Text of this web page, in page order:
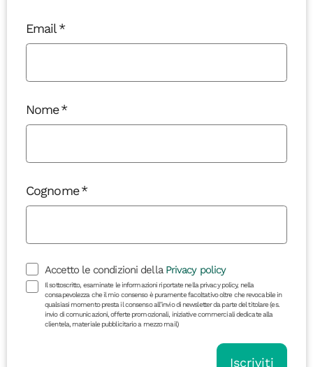
Email
Nome
Cognome
Accetto le condizioni della Privacy policy
Il sottoscritto, esaminate le informazioni riportate nella privacy policy, nella
consapevolezza che il mio consenso è puramente facoltativo oltre che revocabile in
qualsiasi momento presta il consenso all’invio di newsletter da parte del titolare (es.
invio di comunicazioni, offerte promozionali, iniziative commerciali dedicate alla
clientela, materiale pubblicitario a mezzo mail)
Iscriviti